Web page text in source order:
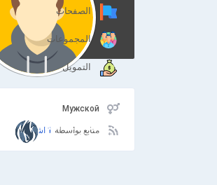
الصفحات
المجموعات
التمويل
Мужской
متابع بواسطة 1 اشخاص